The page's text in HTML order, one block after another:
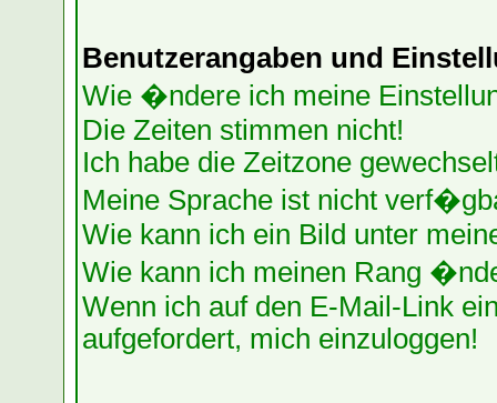
Benutzerangaben und
Wie �ndere ich meine
Die Zeiten stimmen nicht!
Ich habe die Zeitzone
Meine Sprache ist nicht
Wie kann ich ein Bild unter
Wie kann ich meinen Rang
Wenn ich auf den E-Mail-Link
aufgefordert, mich einzuloggen!